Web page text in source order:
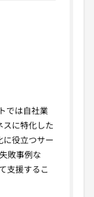
では自社業
スに特化した
に役立つサー
敗事例な
支援するこ